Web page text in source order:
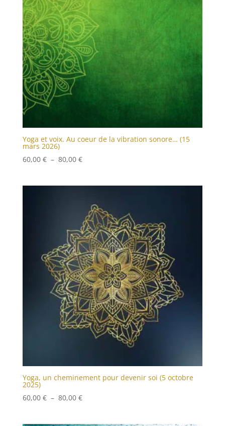
Yoga et voix. Au coeur de la vibration sonore… (15
mars 2026)
60,00 € – 80,00 €Plage
80,00 €
Yoga, un cheminement pour devenir soi (5 octobre
2025)
60,00 € – 80,00 €Plage